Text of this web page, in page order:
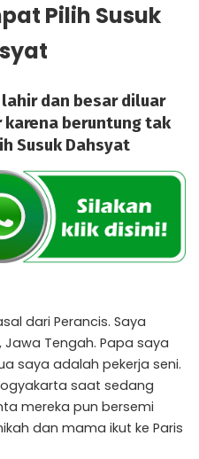
Pilih Susuk
dan besar diluar
karena beruntung tak
Susuk Dahsyat
dari Perancis. Saya
Tengah. Papa saya
saya adalah pekerja seni.
saat sedang
mereka pun bersemi
dan mama ikut ke Paris